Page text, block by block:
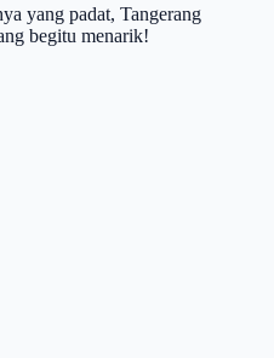
yang padat, Tangerang
begitu menarik!